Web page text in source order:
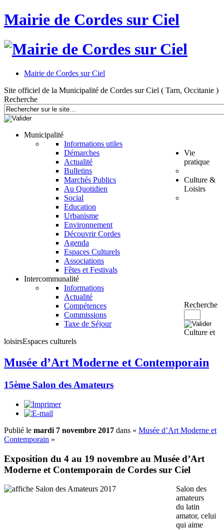
Mairie de Cordes sur Ciel
Mairie de Cordes sur Ciel
Site officiel de la Municipalité de Cordes sur Ciel ( Tarn, Occitanie )
Recherche
Municipalité
Informations utiles
Démarches
Actualité
Bulletins
Marchés Publics
Vie
pratique
Au Quotidien
Social
Education
Urbanisme
Environnement
Culture &
Loisirs
Découvrir Cordes
Agenda
Espaces Culturels
Associations
Fêtes et Festivals
Intercommunalité
Informations
Actualité
Compétences
Commissions
Taxe de Séjour
Recherche
Culture et
loisirsEspaces culturels
Musée d’Art Moderne et Contemporain
15ème Salon des Amateurs
Publié le mardi 7 novembre 2017 dans « Musée d’Art Moderne et
Contemporain »
Exposition du 4 au 19 novembre au Musée d’Art
Moderne et Contemporain de Cordes sur Ciel
Salon des
amateurs
du latin
amator, celui
qui aime